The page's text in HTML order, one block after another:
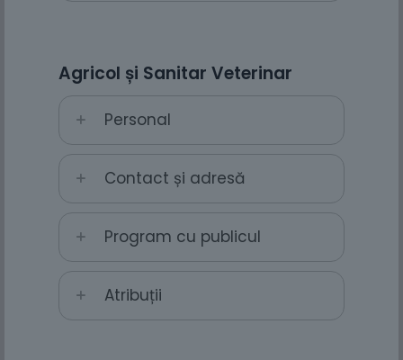
Agricol și Sanitar Veterinar
Personal
Contact și adresă
Program cu publicul
Atribuții